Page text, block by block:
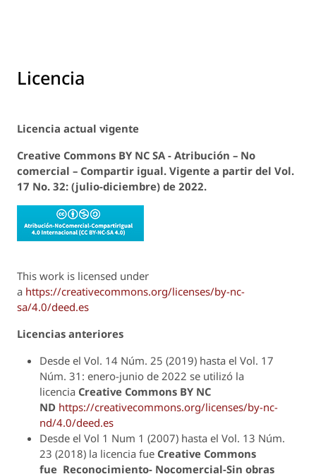
Licencia
Licencia actual vigente
Creative Commons BY NC SA - Atribución – No
comercial – Compartir igual. Vigente a partir del Vol.
17 No. 32: (julio-diciembre) de 2022.
This work is licensed under
a https://creativecommons.org/licenses/by-nc-
sa/4.0/deed.es
Licencias anteriores
Desde el Vol. 14 Núm. 25 (2019) hasta el Vol. 17
Núm. 31: enero-junio de 2022 se utilizó la
licencia Creative Commons BY NC
ND https://creativecommons.org/licenses/by-nc-
nd/4.0/deed.es
Desde el Vol 1 Num 1 (2007) hasta el Vol. 13 Núm.
23 (2018) la licencia fue Creative Commons
fue Reconocimiento- Nocomercial-Sin obras